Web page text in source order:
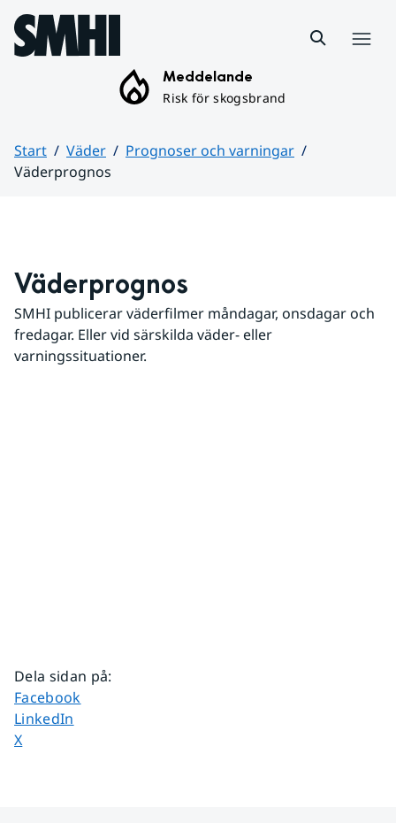
Hoppa till sidans innehåll
Meddelande
Risk för skogsbrand
Start Väder
Prognoser och varningar
Väderprognos
Väderprognos
SMHI publicerar väderfilmer måndagar, onsdagar och
fredagar. Eller vid särskilda väder- eller
varningssituationer.
Dela sidan på:
Dela sidan på
Facebook
Dela sidan på
LinkedIn
Dela sidan på
X